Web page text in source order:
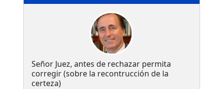
Señor Juez, antes de rechazar permita
corregir (sobre la recontrucción de la
certeza)